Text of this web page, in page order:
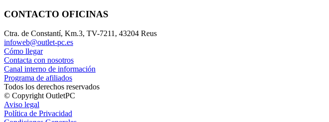
CONTACTO OFICINAS
Ctra. de Constantí, Km.3, TV-7211, 43204 Reus
infoweb@outlet-pc.es
Cómo llegar
Contacta con nosotros
Canal interno de información
Programa de afiliados
Todos los derechos reservados
© Copyright OutletPC
Aviso legal
Política de Privacidad